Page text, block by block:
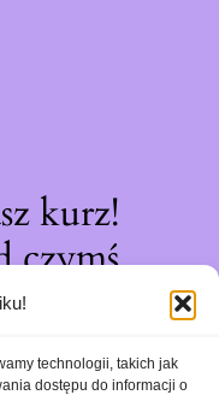
technologii, takich jak
dostępu do informacji o
kurz!
czymś